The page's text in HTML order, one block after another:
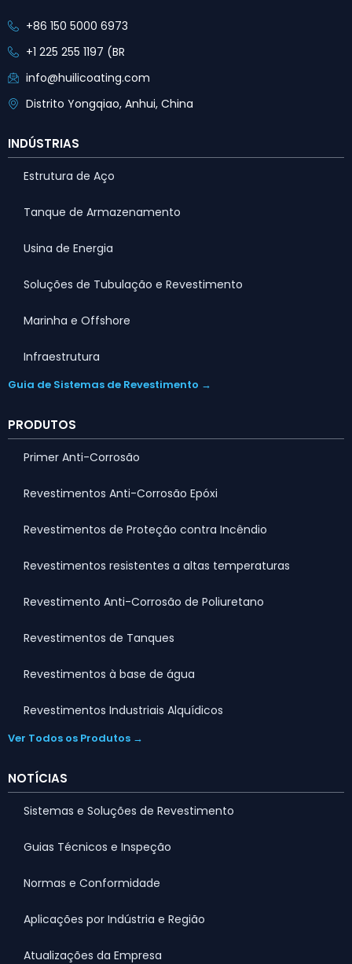
+86 150 5000 6973
+1 225 255 1197 (BR
info@huilicoating.com
Distrito Yongqiao, Anhui, China
INDÚSTRIAS
Estrutura de Aço
Tanque de Armazenamento
Usina de Energia
Soluções de Tubulação e Revestimento
Marinha e Offshore
Infraestrutura
Guia de Sistemas de Revestimento →
PRODUTOS
Primer Anti-Corrosão
Revestimentos Anti-Corrosão Epóxi
Revestimentos de Proteção contra Incêndio
Revestimentos resistentes a altas temperaturas
Revestimento Anti-Corrosão de Poliuretano
Revestimentos de Tanques
Revestimentos à base de água
Revestimentos Industriais Alquídicos
Ver Todos os Produtos →
NOTÍCIAS
Sistemas e Soluções de Revestimento
Guias Técnicos e Inspeção
Normas e Conformidade
Aplicações por Indústria e Região
Atualizações da Empresa